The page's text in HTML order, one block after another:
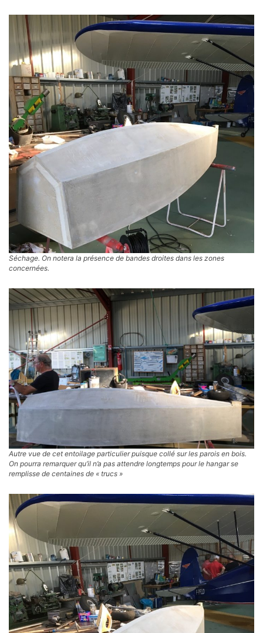
Séchage. On notera la présence de bandes droites dans les zones
concernées.
Autre vue de cet entoilage particulier puisque collé sur les parois en bois.
On pourra remarquer qu’il n’a pas attendre longtemps pour le hangar se
remplisse de centaines de « trucs »